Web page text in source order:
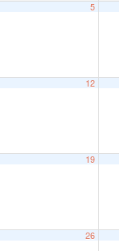
5
12
19
26